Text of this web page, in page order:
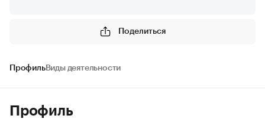
Поделиться
ПрофильВиды деятельности
Профиль